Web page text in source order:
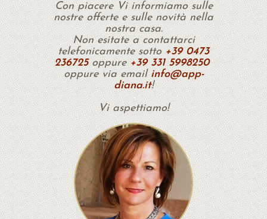
Con piacere Vi informiamo sulle
nostre offerte e sulle novità nella
nostra casa.
Non esitate a contattarci
telefonicamente sotto +39 0473
236725oppure +39 331 5998250
oppure via email info@app-
diana.it!
Vi aspettiamo!